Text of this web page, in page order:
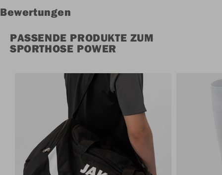
Bewertungen
PASSENDE PRODUKTE ZUM
SPORTHOSE POWER